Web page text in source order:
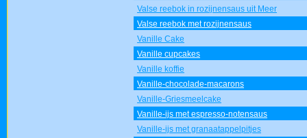
Valse reebok in rozijnensaus uit Meer
Valse reebok met rozijnensaus
Vanille Cake
Vanille cupcakes
Vanille koffie
Vanille-chocolade-macarons
Vanille-Griesmeelcake
Vanille-ijs met espresso-notensaus
Vanille-ijs met granaatappelpitjes